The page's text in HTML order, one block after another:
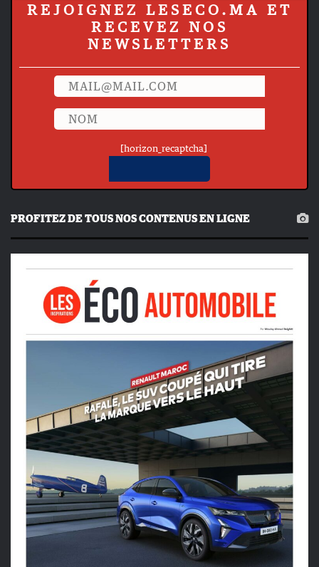
REJOIGNEZ LESECO.MA ET
RECEVEZ NOS
NEWSLETTERS
[horizon_recaptcha]
PROFITEZ DE TOUS NOS CONTENUS EN LIGNE